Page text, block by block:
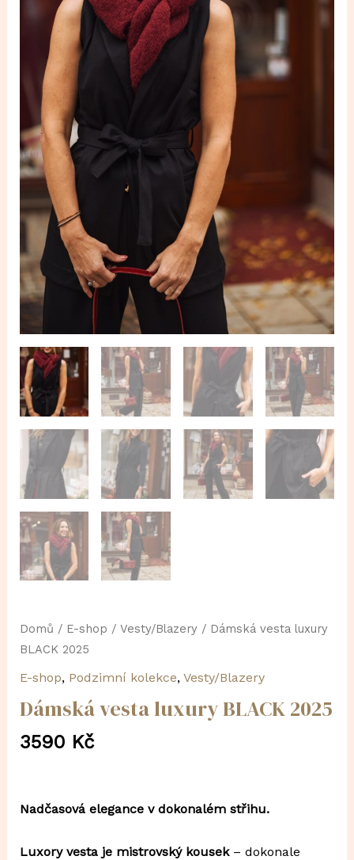
Domů / E-shop / Vesty/Blazery/ Dámská vesta luxury
BLACK 2025
E-shop, Podzimní kolekce, Vesty/Blazery
Dámská vesta luxury BLACK 2025
3590 Kč
Nadčasová elegance v dokonalém střihu.
Luxory vesta je mistrovský kousek– dokonale